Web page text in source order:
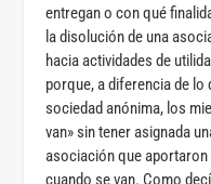
entregan o con qué
la disolución de una
hacia actividades de
porque, a diferencia de lo
sociedad anónima, los
van» sin tener asignada
asociación que
cuando se van. Como